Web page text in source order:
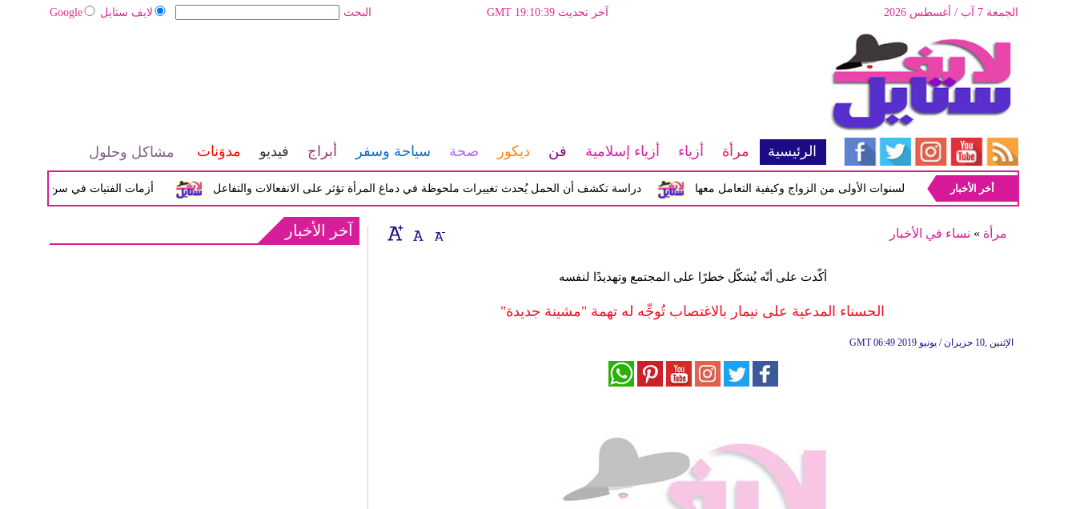
لايف ستايل Google البحث آخر تحديث GMT 19:10:39 الجمعة 7 آب / أغسطس 2026
الرئيسية مرأة أزياء أزياء إسلامية فن ديكور صحة سياحة وسفر أبراج فيديو مدوَنات مشاكل وحلول
أزمات الفتيات في سن المراهقة بين دراسة تكشف أن الحمل يُحدث تغييرات ملحوظة في دماغ المرأة تؤثر على الانفعالات والتفاعل أبرز المشاكل شيوعاً في السنوات الأولى من الزواج وكيفية التعامل معها
أخر الأخبار
مرأة » نساء في الأخبار
أكّدت على أنّه يُشكّل خطرًا على المجتمع وتهديدًا لنفسه
الحسناء المدعية على نيمار بالاغتصاب تُوجِّه له تهمة "مشينة جديدة"
GMT 06:49 2019 الإثنين ,10 حزيران / يونيو
آخر الأخبار